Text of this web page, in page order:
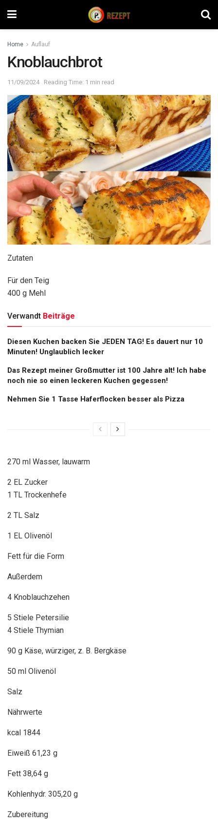
Home Auflauf
Knoblauchbrot
11/09/2024 Reading Time: 1 min read
Zutaten
Für den Teig
400 g Mehl
Verwandt Beiträge
Diesen Kuchen backen Sie JEDEN TAG! Es dauert nur 10
Minuten! Unglaublich lecker
Das Rezept meiner Großmutter ist 100 Jahre alt! Ich habe
noch nie so einen leckeren Kuchen gegessen!
Nehmen Sie 1 Tasse Haferflocken besser als Pizza
270 ml Wasser, lauwarm
2 EL Zucker
1 TL Trockenhefe
2 TL Salz
1 EL Olivenöl
Fett für die Form
Außerdem
4 Knoblauchzehen
5 Stiele Petersilie
4 Stiele Thymian
90 g Käse, würziger, z. B. Bergkäse
50 ml Olivenöl
Salz
Nährwerte
kcal 1844
Eiweiß 61,23 g
Fett 38,64 g
Kohlenhydr. 305,20 g
Zubereitung